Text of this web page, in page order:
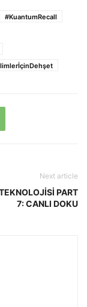
#KuantumRecall
Next article
PART
7: CANLI DOKU